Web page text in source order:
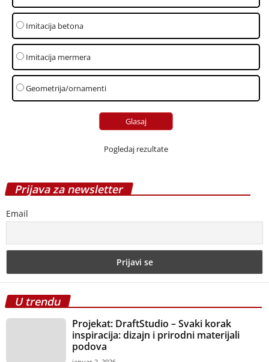
funkcionalan i prijatan dom na...
februar 28, 2025
intervju: Bojan Pavlović – Podovi sa
Lakiranje parketa
septembar 12, 2013
Najefikasniji i najekonomičniji način
decembar 10, 2014
izgledati odlično!
PRIJAVI SE NA NEWSLETTER
Najnovije vesti o svim vrstama podova direktno u Vaš
inbox.